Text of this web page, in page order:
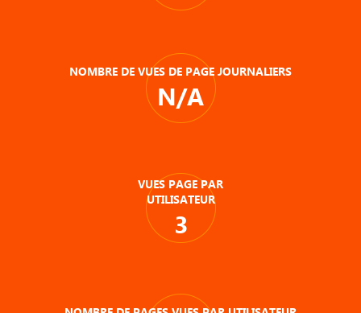
NOMBRE DE VUES DE PAGE JOURNALIERS
N/A
VUES PAGE PAR
UTILISATEUR
3